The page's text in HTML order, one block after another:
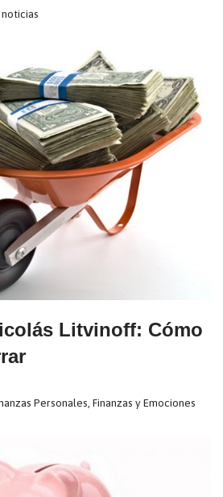
Litvinoff: Cómo
Personales Finanzas y Emociones